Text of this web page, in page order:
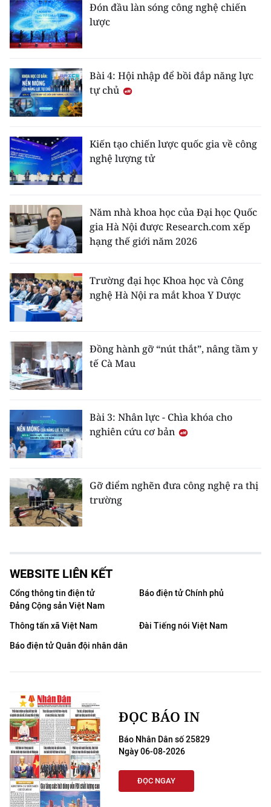
Đón đầu làn sóng công nghệ chiến
lược
Bài 4: Hội nhập để bồi đắp năng lực
tự chủ
Kiến tạo chiến lược quốc gia về công
nghệ lượng tử
Năm nhà khoa học của Đại học Quốc
gia Hà Nội được Research.com xếp
hạng thế giới năm 2026
Trường đại học Khoa học và Công
nghệ Hà Nội ra mắt khoa Y Dược
Đồng hành gỡ “nút thắt”, nâng tầm y
tế Cà Mau
Bài 3: Nhân lực - Chìa khóa cho
nghiên cứu cơ bản
Gỡ điểm nghẽn đưa công nghệ ra thị
trường
WEBSITE LIÊN KẾT
Cổng thông tin điện tử
Đảng Cộng sản Việt Nam
Báo điện tử Chính phủ
Thông tấn xã Việt Nam
Đài Tiếng nói Việt Nam
Báo điện tử Quân đội nhân dân
ĐỌC BÁO IN
Báo Nhân Dân số 25829
Ngày 06-08-2026
ĐỌC NGAY